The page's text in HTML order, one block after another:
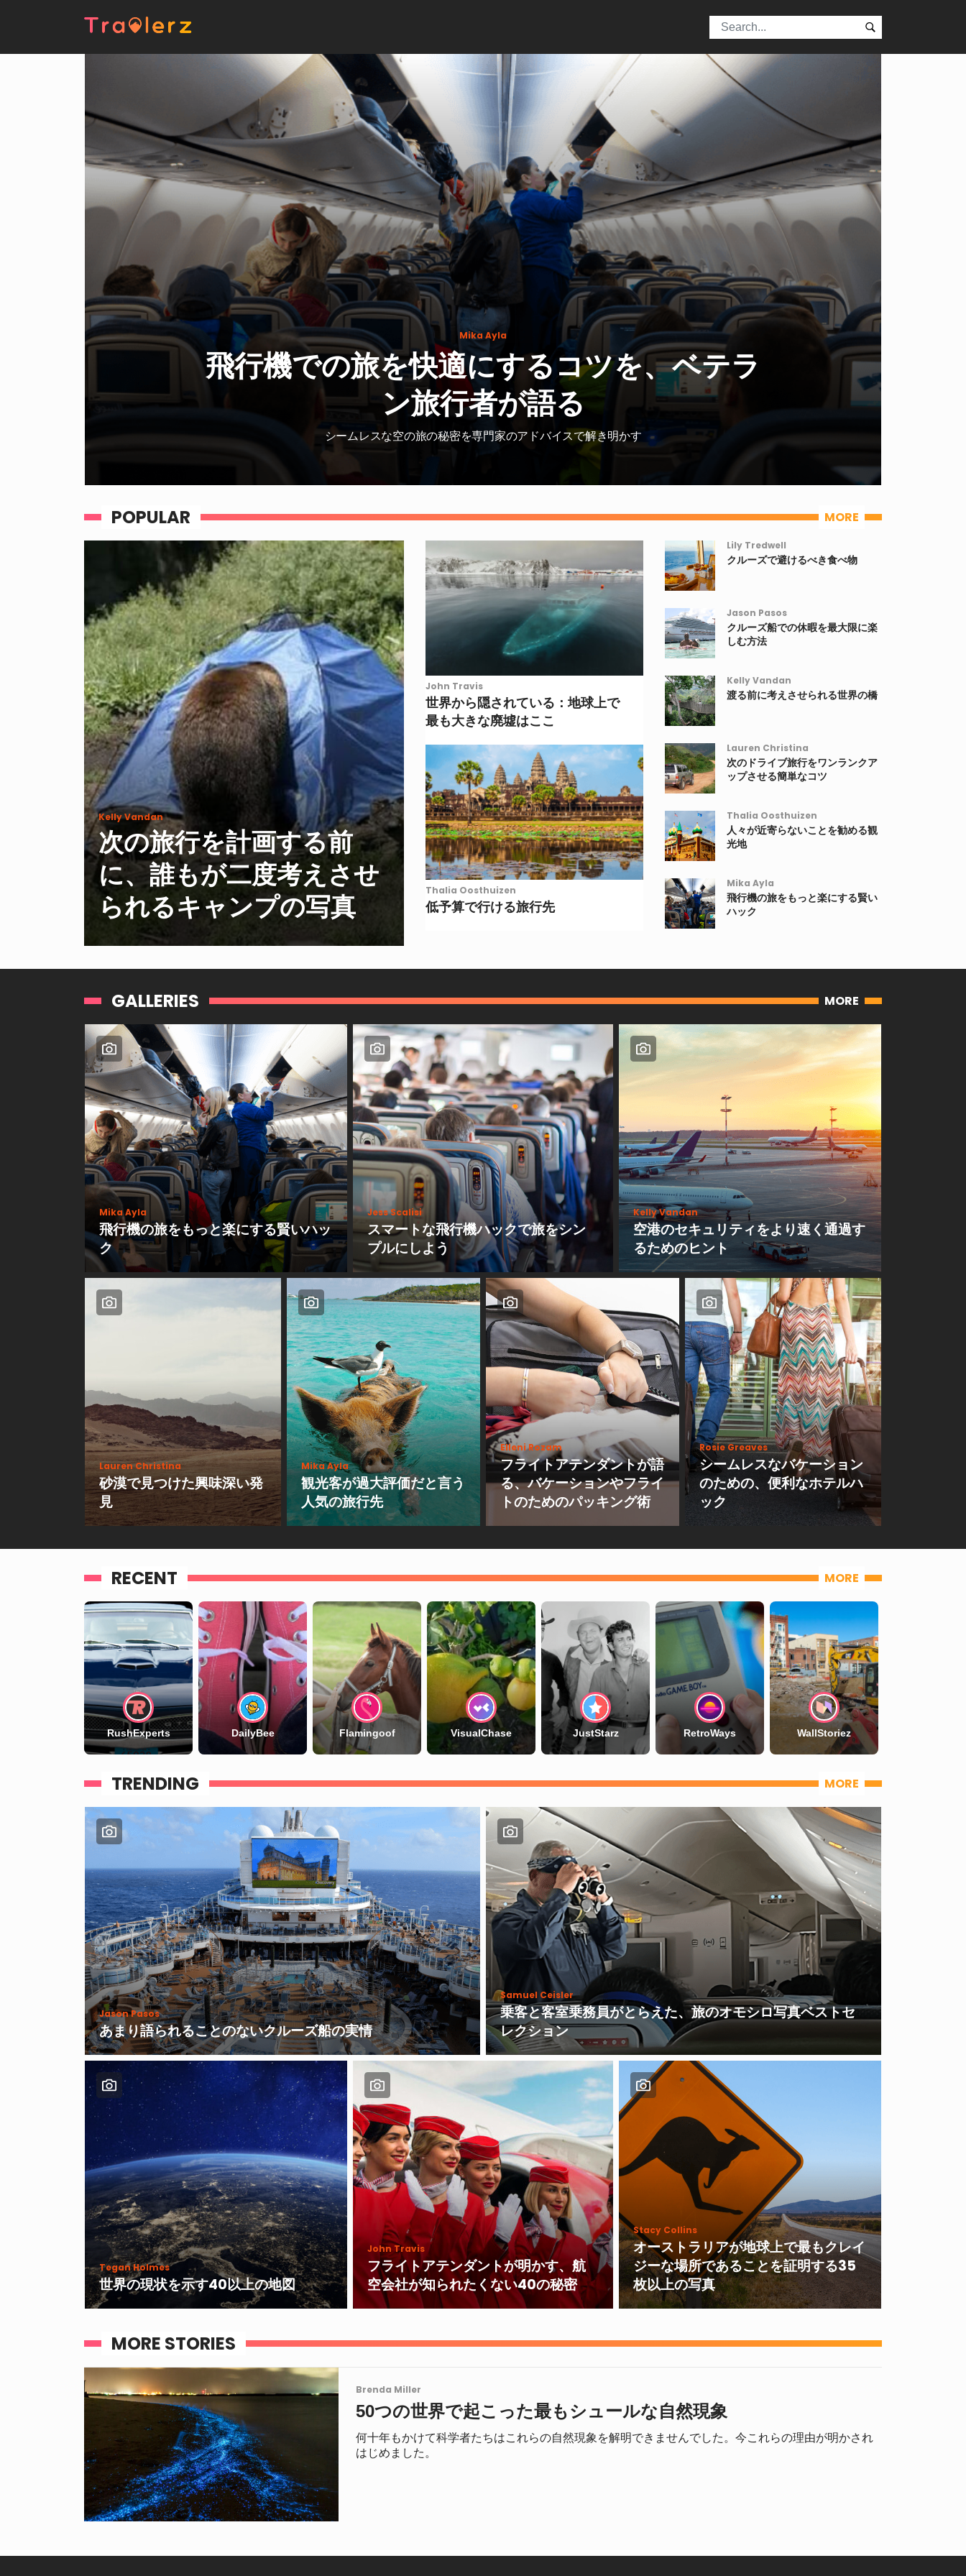
Mika Ayla
フライトアテンダントが機内の様子を語る
フライト・アテンダントが旅のヒントと乗客の本音を語る
POPULAR MORE
Kelly Vandan
次の旅行を計画する前
に、誰もが二度考えさせ
られるキャンプの写真
John Travis
世界から隠されている：地球上で
最も大きな廃墟はここ
Thalia Oosthuizen
低予算で行ける旅行先
Lily Tredwell
クルーズで避けるべき食べ物
Jason Pasos
クルーズ船での休暇を最大限に楽
しむ方法
Kelly Vandan
渡る前に考えさせられる世界の橋
Lauren Christina
次のドライブ旅行をワンランクア
ップさせる簡単なコツ
Thalia Oosthuizen
人々が近寄らないことを勧める観
光地
Mika Ayla
飛行機の旅をもっと楽にする賢い
ハック
GALLERIES MORE
Mika Ayla
飛行機の旅をもっと楽にする賢いハッ
ク
Jess Scalisi
スマートな飛行機ハックで旅をシン
プルにしよう
Kelly Vandan
空港のセキュリティをより速く通過す
るためのヒント
Lauren Christina
砂漠で見つけた興味深い発
見
Mika Ayla
観光客が過大評価だと言う
人気の旅行先
Elleni Rozam
フライトアテンダントが語
る、バケーションやフライ
トのためのパッキング術
Rosie Greaves
シームレスなバケーション
のための、便利なホテルハ
ック
RECENT MORE
RushExperts DailyBee Flamingoof VisualChase JustStarz RetroWays WallStoriez
TRENDING MORE
Jason Pasos
あまり語られることのないクルーズ船の実情
Samuel Ceisler
乗客と客室乗務員がとらえた、旅のオモシロ写真ベストセ
レクション
Tegan Holmes
世界の現状を示す40以上の地図
John Travis
フライトアテンダントが明かす、航
空会社が知られたくない40の秘密
Stacy Collins
オーストラリアが地球上で最もクレイ
ジーな場所であることを証明する35
枚以上の写真
MORE STORIES
Brenda Miller
50つの世界で起こった最もシュールな自然現象
何十年もかけて科学者たちはこれらの自然現象を解明できませんでした。今これらの理由が明かされ
はじめました。